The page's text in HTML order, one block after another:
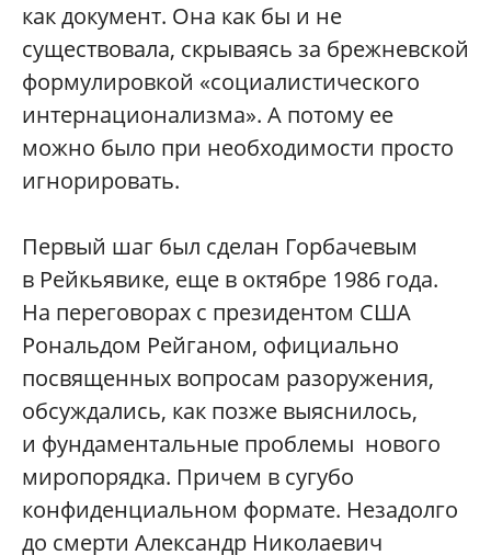
как документ. Она как бы и не
существовала, скрываясь за брежневской
формулировкой «социалистического
интернационализма». А потому ее
можно было при необходимости просто
игнорировать.
Первый шаг был сделан Горбачевым
в Рейкьявике, еще в октябре 1986 года.
На переговорах с президентом США
Рональдом Рейганом, официально
посвященных вопросам разоружения,
обсуждались, как позже выяснилось,
и фундаментальные проблемы нового
миропорядка. Причем в сугубо
конфиденциальном формате. Незадолго
до смерти Александр Николаевич